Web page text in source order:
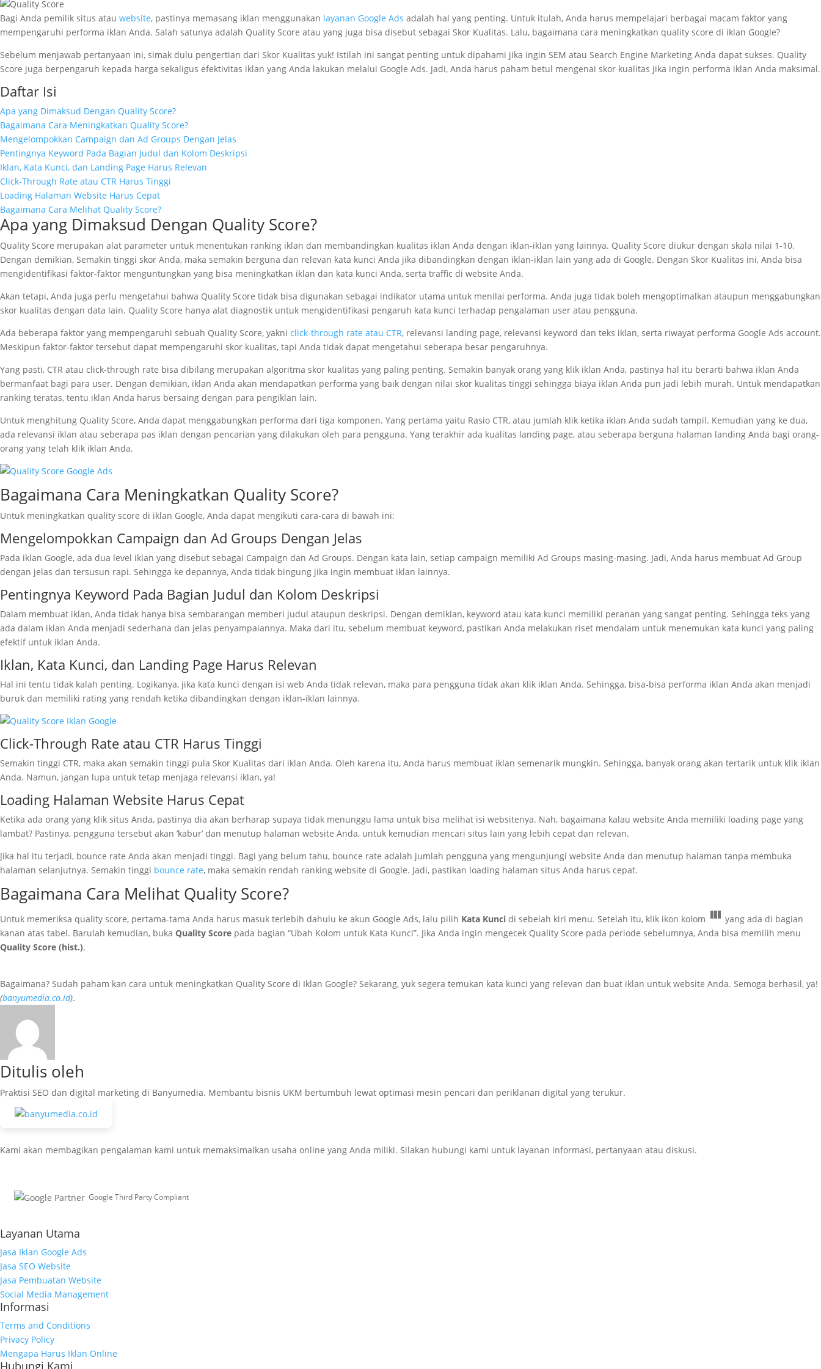
Bagi Anda pemilik situs atau website, pastinya memasang iklan menggunakan layanan Google Ads adalah hal yang penting. Untuk itulah, Anda harus mempelajari berbagai macam faktor yang
mempengaruhi performa iklan Anda. Salah satunya adalah Quality Score atau yang juga bisa disebut sebagai Skor Kualitas. Lalu, bagaimana cara meningkatkan quality score di iklan Google?
Sebelum menjawab pertanyaan ini, simak dulu pengertian dari Skor Kualitas yuk! Istilah ini sangat penting untuk dipahami jika ingin SEM atau Search Engine Marketing Anda dapat sukses. Quality
Score juga berpengaruh kepada harga sekaligus efektivitas iklan yang Anda lakukan melalui Google Ads. Jadi, Anda harus paham betul mengenai skor kualitas jika ingin performa iklan Anda maksimal.
Daftar Isi
Apa yang Dimaksud Dengan Quality Score?
Bagaimana Cara Meningkatkan Quality Score?
Mengelompokkan Campaign dan Ad Groups Dengan Jelas
Pentingnya Keyword Pada Bagian Judul dan Kolom Deskripsi
Iklan, Kata Kunci, dan Landing Page Harus Relevan
Click-Through Rate atau CTR Harus Tinggi
Loading Halaman Website Harus Cepat
Bagaimana Cara Melihat Quality Score?
Apa yang Dimaksud Dengan Quality Score?
Quality Score merupakan alat parameter untuk menentukan ranking iklan dan membandingkan kualitas iklan Anda dengan iklan-iklan yang lainnya. Quality Score diukur dengan skala nilai 1-10.
Dengan demikian, Semakin tinggi skor Anda, maka semakin berguna dan relevan kata kunci Anda jika dibandingkan dengan iklan-iklan lain yang ada di Google. Dengan Skor Kualitas ini, Anda bisa
mengidentifikasi faktor-faktor menguntungkan yang bisa meningkatkan iklan dan kata kunci Anda, serta traffic di website Anda.
Akan tetapi, Anda juga perlu mengetahui bahwa Quality Score tidak bisa digunakan sebagai indikator utama untuk menilai performa. Anda juga tidak boleh mengoptimalkan ataupun menggabungkan
skor kualitas dengan data lain. Quality Score hanya alat diagnostik untuk mengidentifikasi pengaruh kata kunci terhadap pengalaman user atau pengguna.
Ada beberapa faktor yang mempengaruhi sebuah Quality Score, yakni click-through rate atau CTR, relevansi landing page, relevansi keyword dan teks iklan, serta riwayat performa Google Ads account.
Meskipun faktor-faktor tersebut dapat mempengaruhi skor kualitas, tapi Anda tidak dapat mengetahui seberapa besar pengaruhnya.
Yang pasti, CTR atau click-through rate bisa dibilang merupakan algoritma skor kualitas yang paling penting. Semakin banyak orang yang klik iklan Anda, pastinya hal itu berarti bahwa iklan Anda
bermanfaat bagi para user. Dengan demikian, iklan Anda akan mendapatkan performa yang baik dengan nilai skor kualitas tinggi sehingga biaya iklan Anda pun jadi lebih murah. Untuk mendapatkan
ranking teratas, tentu iklan Anda harus bersaing dengan para pengiklan lain.
Untuk menghitung Quality Score, Anda dapat menggabungkan performa dari tiga komponen. Yang pertama yaitu Rasio CTR, atau jumlah klik ketika iklan Anda sudah tampil. Kemudian yang ke dua,
ada relevansi iklan atau seberapa pas iklan dengan pencarian yang dilakukan oleh para pengguna. Yang terakhir ada kualitas landing page, atau seberapa berguna halaman landing Anda bagi orang-
orang yang telah klik iklan Anda.
Bagaimana Cara Meningkatkan Quality Score?
Untuk meningkatkan quality score di iklan Google, Anda dapat mengikuti cara-cara di bawah ini:
Mengelompokkan Campaign dan Ad Groups Dengan Jelas
Pada iklan Google, ada dua level iklan yang disebut sebagai Campaign dan Ad Groups. Dengan kata lain, setiap campaign memiliki Ad Groups masing-masing. Jadi, Anda harus membuat Ad Group
dengan jelas dan tersusun rapi. Sehingga ke depannya, Anda tidak bingung jika ingin membuat iklan lainnya.
Pentingnya Keyword Pada Bagian Judul dan Kolom Deskripsi
Dalam membuat iklan, Anda tidak hanya bisa sembarangan memberi judul ataupun deskripsi. Dengan demikian, keyword atau kata kunci memiliki peranan yang sangat penting. Sehingga teks yang
ada dalam iklan Anda menjadi sederhana dan jelas penyampaiannya. Maka dari itu, sebelum membuat keyword, pastikan Anda melakukan riset mendalam untuk menemukan kata kunci yang paling
efektif untuk iklan Anda.
Iklan, Kata Kunci, dan Landing Page Harus Relevan
Hal ini tentu tidak kalah penting. Logikanya, jika kata kunci dengan isi web Anda tidak relevan, maka para pengguna tidak akan klik iklan Anda. Sehingga, bisa-bisa performa iklan Anda akan menjadi
buruk dan memiliki rating yang rendah ketika dibandingkan dengan iklan-iklan lainnya.
Click-Through Rate atau CTR Harus Tinggi
Semakin tinggi CTR, maka akan semakin tinggi pula Skor Kualitas dari iklan Anda. Oleh karena itu, Anda harus membuat iklan semenarik mungkin. Sehingga, banyak orang akan tertarik untuk klik iklan
Anda. Namun, jangan lupa untuk tetap menjaga relevansi iklan, ya!
Loading Halaman Website Harus Cepat
Ketika ada orang yang klik situs Anda, pastinya dia akan berharap supaya tidak menunggu lama untuk bisa melihat isi websitenya. Nah, bagaimana kalau website Anda memiliki loading page yang
lambat? Pastinya, pengguna tersebut akan ‘kabur’ dan menutup halaman website Anda, untuk kemudian mencari situs lain yang lebih cepat dan relevan.
Jika hal itu terjadi, bounce rate Anda akan menjadi tinggi. Bagi yang belum tahu, bounce rate adalah jumlah pengguna yang mengunjungi website Anda dan menutup halaman tanpa membuka
halaman selanjutnya. Semakin tinggi bounce rate, maka semakin rendah ranking website di Google. Jadi, pastikan loading halaman situs Anda harus cepat.
Bagaimana Cara Melihat Quality Score?
Untuk memeriksa quality score, pertama-tama Anda harus masuk terlebih dahulu ke akun Google Ads, lalu pilih Kata Kunci di sebelah kiri menu. Setelah itu, klik ikon kolom
yang ada di bagian
kanan atas tabel. Barulah kemudian, buka Quality Score pada bagian “Ubah Kolom untuk Kata Kunci”. Jika Anda ingin mengecek Quality Score pada periode sebelumnya, Anda bisa memilih menu
Quality Score (hist.).
Bagaimana? Sudah paham kan cara untuk meningkatkan Quality Score di Iklan Google? Sekarang, yuk segera temukan kata kunci yang relevan dan buat iklan untuk website Anda. Semoga berhasil, ya!
(banyumedia.co.id).
Ditulis oleh
Praktisi SEO dan digital marketing di Banyumedia. Membantu bisnis UKM bertumbuh lewat optimasi mesin pencari dan periklanan digital yang terukur.
Kami akan membagikan pengalaman kami untuk memaksimalkan usaha online yang Anda miliki. Silakan hubungi kami untuk layanan informasi, pertanyaan atau diskusi.
Google Third Party Compliant
Layanan Utama
Jasa Iklan Google Ads
Jasa SEO Website
Jasa Pembuatan Website
Social Media Management
Informasi
Terms and Conditions
Privacy Policy
Mengapa Harus Iklan Online
Hubungi Kami